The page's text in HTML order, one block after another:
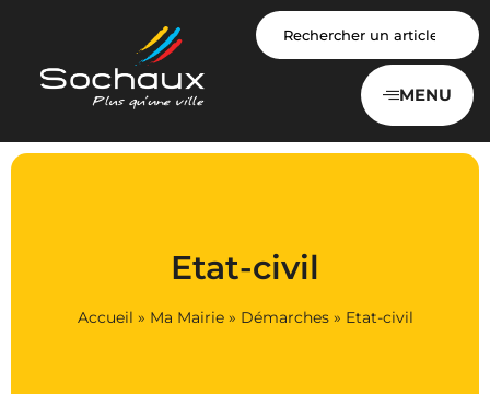
MENU
Etat-civil
Accueil » Ma Mairie» Démarches» Etat-civil
Panneau de gestion des cookies